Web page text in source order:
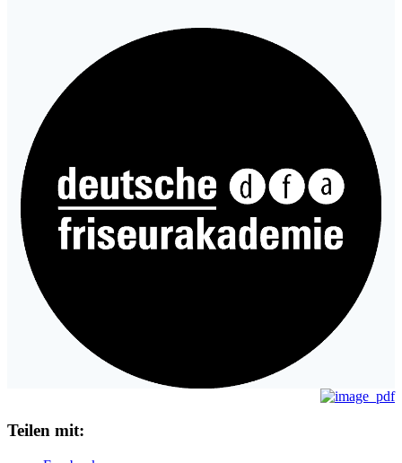
Teilen mit: